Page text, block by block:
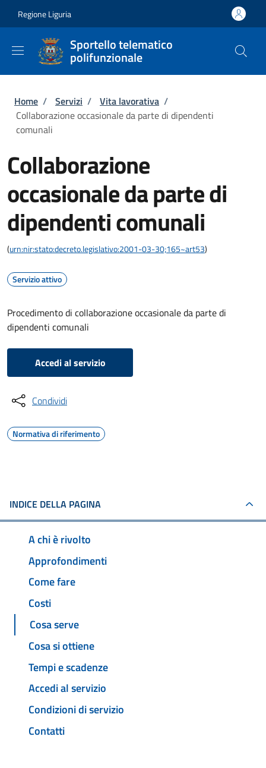
Regione Liguria
Sportello telematico
polifunzionale
Briciole di pane
Home / Servizi / Vita lavorativa /
Collaborazione occasionale da parte di dipendenti
comunali
Collaborazione
occasionale da parte di
dipendenti comunali
(urn:nir:stato:decreto.legislativo:2001-03-30;165~art53)
Servizio attivo
Procedimento di collaborazione occasionale da parte di
dipendenti comunali
Accedi al servizio
Condividi
Normativa di riferimento
INDICE DELLA PAGINA
A chi è rivolto
Approfondimenti
Come fare
Costi
Cosa serve
Cosa si ottiene
Tempi e scadenze
Accedi al servizio
Condizioni di servizio
Contatti